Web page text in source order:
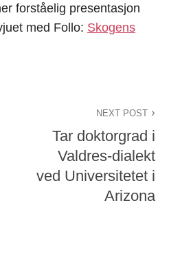
forståelig presentasjon
med Follo: Skogens
NEXT POST
Tar doktorgrad i
Valdres-dialekt
ved Universitetet i
Arizona